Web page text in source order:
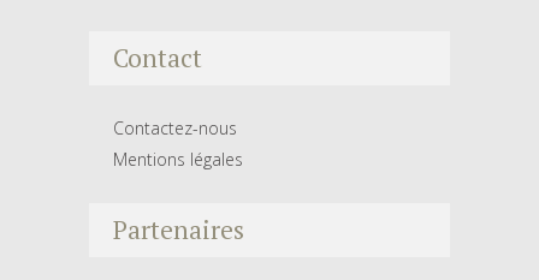
Contact
Contactez-nous
Mentions légales
Partenaires